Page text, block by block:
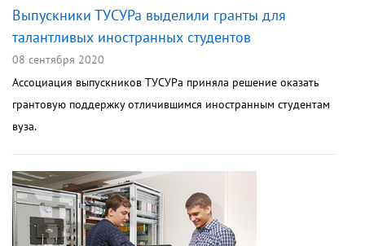
Выпускники ТУСУРа выделили гранты для
талантливых иностранных студентов
08 сентября 2020
Ассоциация выпускников ТУСУРа приняла решение оказать
грантовую поддержку отличившимся иностранным студентам
вуза.